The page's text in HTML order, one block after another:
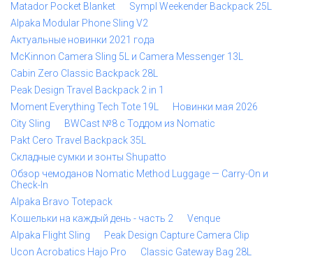
Matador Pocket Blanket
Sympl Weekender Backpack 25L
Alpaka Modular Phone Sling V2
Актуальные новинки 2021 года
McKinnon Camera Sling 5L и Camera Messenger 13L
Cabin Zero Classic Backpack 28L
Peak Design Travel Backpack 2 in 1
Moment Everything Tech Tote 19L
Новинки мая 2026
City Sling
BWCast №8 с Тоддом из Nomatic
Pakt Cero Travel Backpack 35L
Складные сумки и зонты Shupatto
Обзор чемоданов Nomatic Method Luggage — Carry-On и
Check-In
Alpaka Bravo Totepack
Кошельки на каждый день - часть 2
Venque
Alpaka Flight Sling
Peak Design Capture Camera Clip
Ucon Acrobatics Hajo Pro
Classic Gateway Bag 28L